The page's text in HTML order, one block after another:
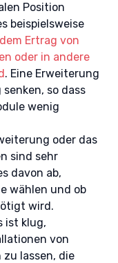
Position
beispielsweise
dem Ertrag von
oder in andere
. Eine Erweiterung
so dass
wenig
oder das
sind sehr
davon ab,
wählen und ob
wird.
ist klug,
von
lassen, die